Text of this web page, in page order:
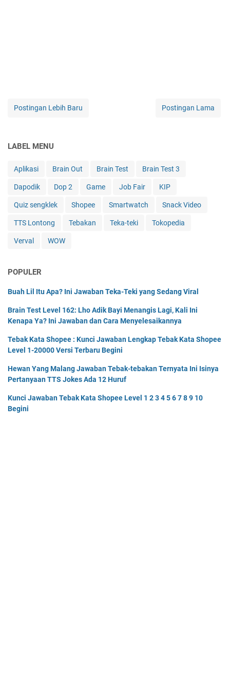
Postingan Lebih Baru Postingan Lama
LABEL MENU
Aplikasi Brain Out Brain Test Brain Test 3
Dapodik Dop 2 Game Job Fair KIP
Quiz sengklek Shopee Smartwatch Snack Video
TTS Lontong Tebakan Teka-teki Tokopedia
Verval WOW
POPULER
Buah Lil Itu Apa? Ini Jawaban Teka-Teki yang Sedang Viral
Brain Test Level 162: Lho Adik Bayi Menangis Lagi, Kali Ini
Kenapa Ya? Ini Jawaban dan Cara Menyelesaikannya
Tebak Kata Shopee : Kunci Jawaban Lengkap Tebak Kata Shopee
Level 1-20000 Versi Terbaru Begini
Hewan Yang Malang Jawaban Tebak-tebakan Ternyata Ini Isinya
Pertanyaan TTS Jokes Ada 12 Huruf
Kunci Jawaban Tebak Kata Shopee Level 1 2 3 4 5 6 7 8 9 10
Begini